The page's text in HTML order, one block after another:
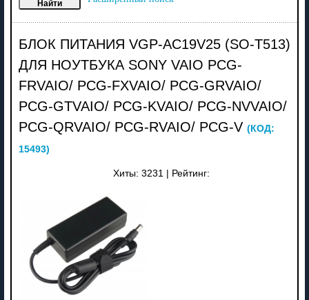
БЛОК ПИТАНИЯ VGP-AC19V25 (SO-T513)
ДЛЯ НОУТБУКА SONY VAIO PCG-
FRVAIO/ PCG-FXVAIO/ PCG-GRVAIO/
PCG-GTVAIO/ PCG-KVAIO/ PCG-NVVAIO/
PCG-QRVAIO/ PCG-RVAIO/ PCG-V (КОД:
15493)
Хиты: 3231 Рейтинг: